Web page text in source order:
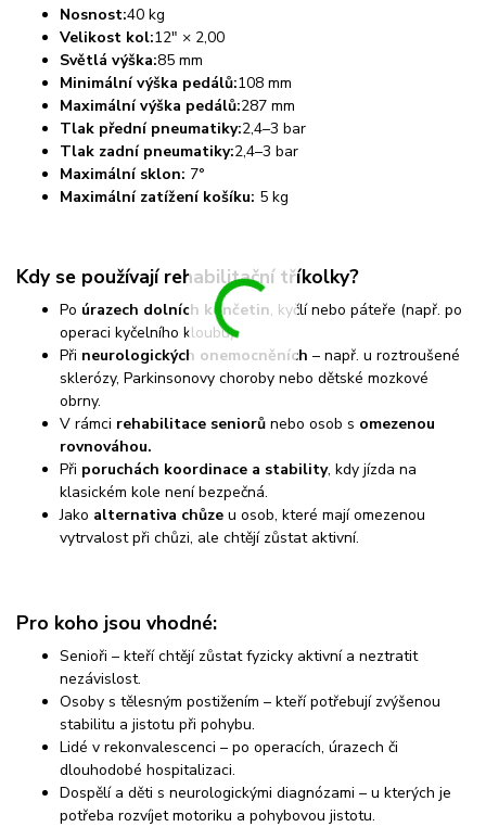
Nosnost:40 kg
Velikost kol:12" × 2,00
Světlá výška:85 mm
Minimální výška pedálů:108 mm
Maximální výška pedálů:287 mm
Tlak přední pneumatiky:2,4–3 bar
Tlak zadní pneumatiky:2,4–3 bar
Maximální sklon: 7°
Maximální zatížení košíku: 5 kg​
Kdy se používají rehabilitační tříkolky?
Po úrazech dolních končetin, kyčlí nebo páteře (např. po
operaci kyčelního kloubu).
Při neurologických onemocněních – např. u roztroušené
sklerózy, Parkinsonovy choroby nebo dětské mozkové
obrny.
V rámci rehabilitace seniorů nebo osob s omezenou
rovnováhou.
Při poruchách koordinace a stability, kdy jízda na
klasickém kole není bezpečná.
Jako alternativa chůze u osob, které mají omezenou
vytrvalost při chůzi, ale chtějí zůstat aktivní.
Pro koho jsou vhodné:
Senioři – kteří chtějí zůstat fyzicky aktivní a neztratit
nezávislost.
Osoby s tělesným postižením – kteří potřebují zvýšenou
stabilitu a jistotu při pohybu.
Lidé v rekonvalescenci – po operacích, úrazech či
dlouhodobé hospitalizaci.
Dospělí a děti s neurologickými diagnózami – u kterých je
potřeba rozvíjet motoriku a pohybovou jistotu.